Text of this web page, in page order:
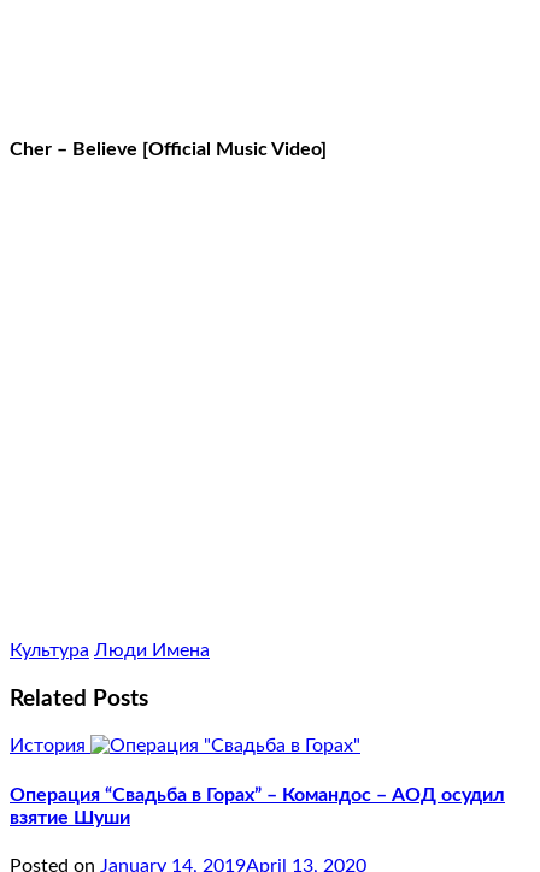
Cher – Believe [Official Music Video]
Культура Люди Имена
Related Posts
История
Операция “Свадьба в Горах” – Командос – АОД осудил
взятие Шуши
Posted on January 14, 2019April 13, 2020